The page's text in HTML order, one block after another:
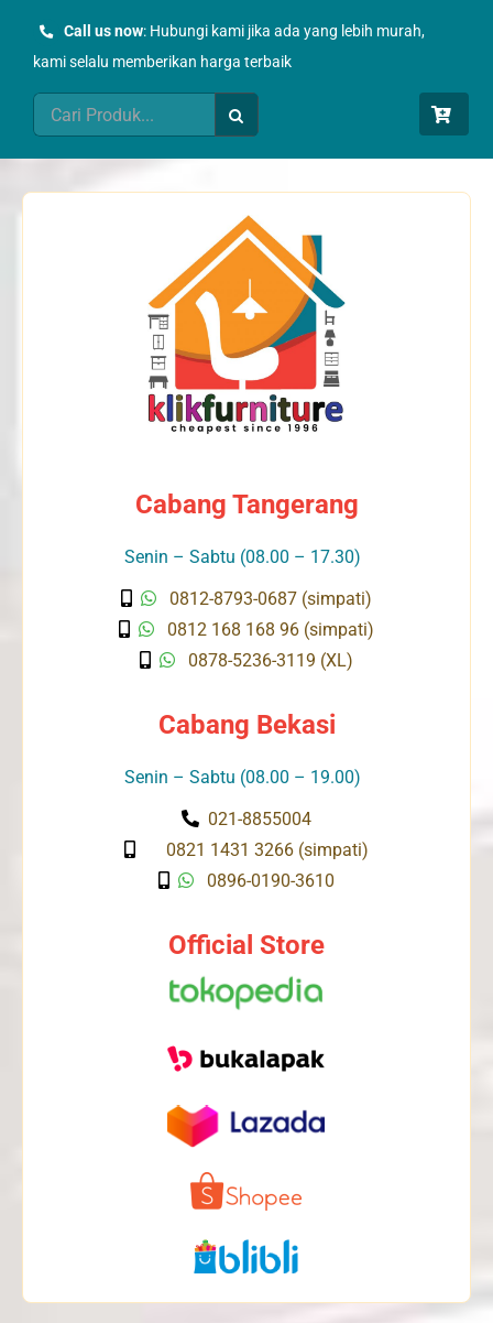
Call us now: Hubungi kami jika ada yang lebih murah,
kami selalu memberikan harga terbaik
Search
for:
Cabang Tangerang
Senin – Sabtu (08.00 – 17.30)
0812-8793-0687 (simpati)
0812 168 168 96 (simpati)
0878-5236-3119 (XL)
Cabang Bekasi
Senin – Sabtu (08.00 – 19.00)
021-8855004
0821 1431 3266 (simpati)
0896-0190-3610
Official Store